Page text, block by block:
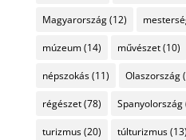
Magyarország(12)
múzeum(14) művészet(10)
népszokás(11) Olaszország
régészet(78) Spanyolország
turizmus(20) túlturizmus(13)